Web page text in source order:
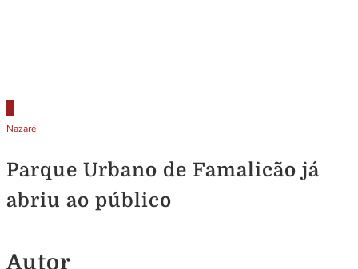
Nazaré
Parque Urbano de Famalicão já
abriu ao público
Autor